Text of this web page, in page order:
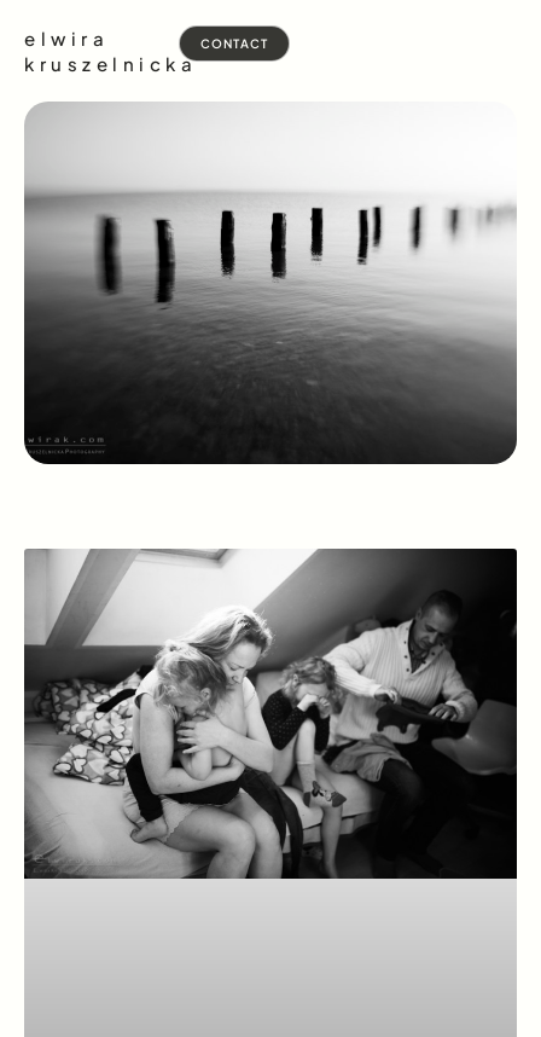
elwira
kruszelnicka
CONTACT